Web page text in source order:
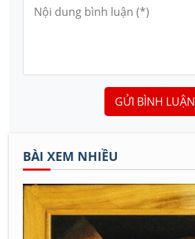
GỬI BÌNH LUẬN
BÀI XEM NHIỀU